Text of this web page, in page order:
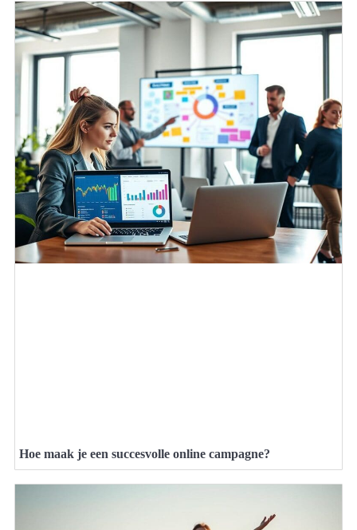
Hoe maak je een succesvolle online campagne?